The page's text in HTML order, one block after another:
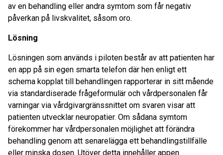
av en behandling eller andra symtom som får negativ
påverkan på livskvalitet, såsom oro.
Lösning
Lösningen som används i piloten består av att patienten har
en app på sin egen smarta telefon där hen enligt ett
schema kopplat till behandlingen rapporterar in sitt mående
via standardiserade frågeformulär och vårdpersonalen får
varningar via vårdgivargränssnittet om svaren visar att
patienten utvecklar neuropatier. Om sådana symtom
förekommer har vårdpersonalen möjlighet att förändra
behandling genom att senarelägga ett behandlingstillfälle
eller minska dosen. Utöver detta innehåller appen